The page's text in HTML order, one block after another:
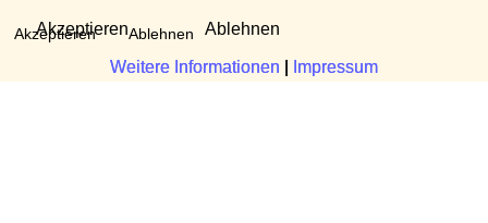
Akzeptieren Ablehnen
Weitere Informationen Impressum
Akzeptieren Ablehnen
Weitere Informationen Impressum